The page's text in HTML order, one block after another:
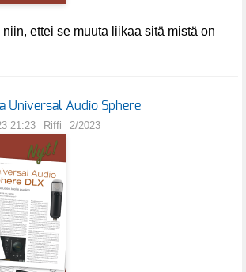
ettei se muuta liikaa sitä mistä on
Universal Audio Sphere
21:23 Riffi 2/2023